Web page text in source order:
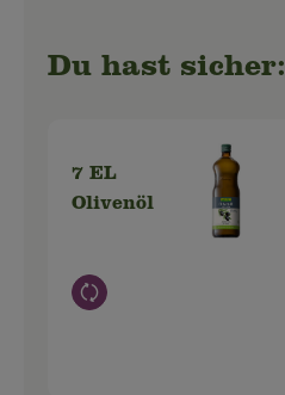
Du hast sicher:
7 EL
Olivenöl
Auswahl ändern